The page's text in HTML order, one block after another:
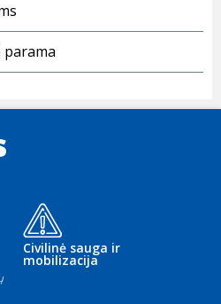
parama
Civilinė sauga ir
mobilizacija